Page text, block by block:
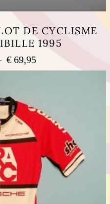
DE CYCLISME
1995
€ 69,95Plage
de
€ 69,95